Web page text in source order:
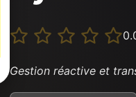
Gestion réactive et